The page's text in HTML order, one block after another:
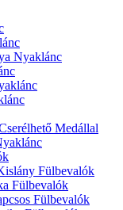
Nyaklánc
Medállal
Fülbevalók
Fülbevalók
Fülbevalók